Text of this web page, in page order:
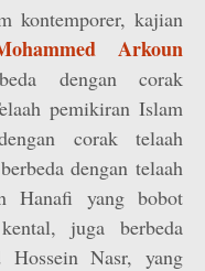
kontemporer, kajian
Arkoun
dengan corak
pemikiran Islam
corak telaah
dengan telaah
Hanafi yang bobot
juga berbeda
Hossein Nasr, yang